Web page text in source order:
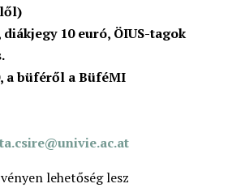
diákjegy 10 euró, ÖIUS-tagok
a büféről a BüféMI
lehetőség lesz